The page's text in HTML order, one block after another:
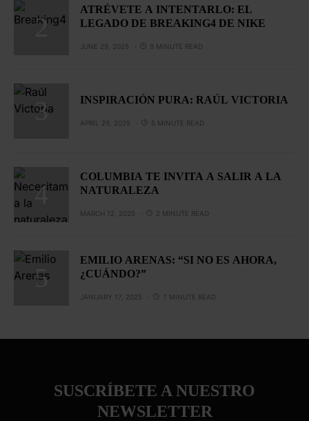
ATRÉVETE A INTENTARLO: EL
LEGADO DE BREAKING4 DE NIKE
JUNE 29, 2025 9 MINUTE READ
INSPIRACIÓN PURA: RAÚL VICTORIA
APRIL 29, 2025 5 MINUTE READ
COLUMBIA TE INVITA A SALIR A LA
NATURALEZA
MARCH 12, 2025 2 MINUTE READ
EMILIO ARENAS: “SI NO ES AHORA,
¿CUÁNDO?”
JANUARY 17, 2025 7 MINUTE READ
SUSCRÍBETE A NUESTRO
NEWSLETTER